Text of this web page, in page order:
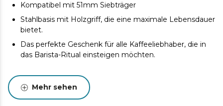
Kompatibel mit 51mm Siebträger
Stahlbasis mit Holzgriff, die eine maximale Lebensdauer
bietet.
Das perfekte Geschenk für alle Kaffeeliebhaber, die in
das Barista-Ritual einsteigen möchten.
Mehr sehen